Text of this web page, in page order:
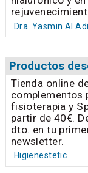
Dra. Yasmin Al
Productos
Tienda online
complementos
fisioterapia y
partir de 40€.
dto. en tu
newsletter.
Higienestetic